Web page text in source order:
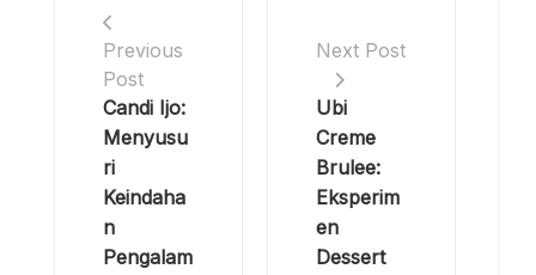
Previous
Post
Candi Ijo:
Menyusu
ri
Keindaha
n
Pengalam
Next Post
Ubi
Creme
Brulee:
Eksperim
en
Dessert